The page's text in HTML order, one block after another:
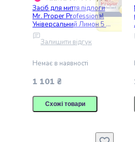
Соки
та
нектари
Вода
вода
Молочні
продукти
Рослинне
Засіб для миття підлоги
Mr. Proper Professional
Універсальний Лимон 5 л
(8700216250313)
Залишити відгук
Немає в наявності
1 101 ₴
Схожі товари